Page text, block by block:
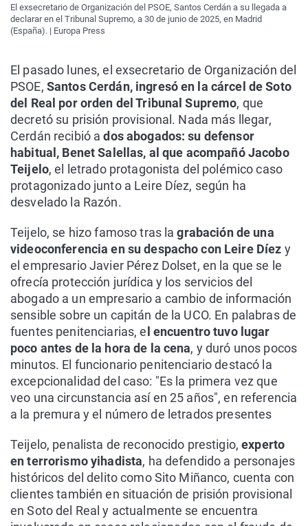
El exsecretario de Organización del PSOE, Santos Cerdán a su llegada a
declarar en el Tribunal Supremo, a 30 de junio de 2025, en Madrid
(España). | Europa Press
El pasado lunes, el exsecretario de Organización del
PSOE, Santos Cerdán, ingresó en la cárcel de Soto
del Real por orden del Tribunal Supremo, que
decretó su prisión provisional. Nada más llegar,
Cerdán recibió ados abogados: su defensor
habitual, Benet Salellas, al que acompañó Jacobo
Teijelo, el letrado protagonista del polémico caso
protagonizado junto a Leire Díez, según ha
desvelado la Razón.
Teijelo, se hizo famoso tras lagrabación de una
videoconferencia en su despacho con Leire Díez y
el empresario Javier Pérez Dolset, en la que se le
ofrecía protección jurídica y los servicios del
abogado a un empresario a cambio de información
sensible sobre un capitán de la UCO. En palabras de
fuentes penitenciarias, e l encuentro tuvo lugar
poco antes de la hora de la cena, y duró unos pocos
minutos. El funcionario penitenciario destacó la
excepcionalidad del caso: "Es la primera vez que
veo una circunstancia así en 25 años", en referencia
a la premura y el número de letrados presentes
Teijelo, penalista de reconocido prestigio, experto
en terrorismo yihadista, ha defendido a personajes
históricos del delito como Sito Miñanco, cuenta con
clientes también en situación de prisión provisional
en Soto del Real y actualmente se encuentra